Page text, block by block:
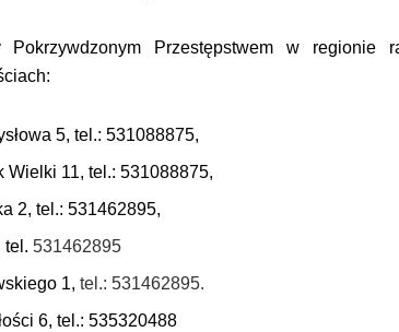
Pokrzywdzonym Przestępstwem w regionie
5, tel.: 531088875,
Wielki 11, tel.: 531088875,
2, tel.: 531462895,
tel.531462895
1,tel.: 531462895.
6, tel.: 535320488